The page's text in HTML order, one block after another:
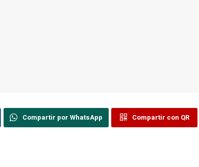
Compartir por WhatsApp Compartir con QR